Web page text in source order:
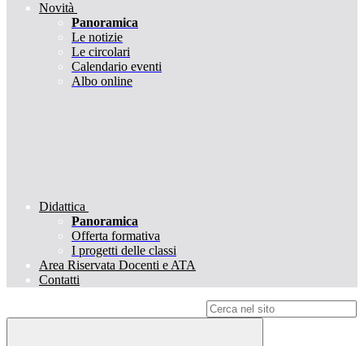
Novità
Panoramica
Le notizie
Le circolari
Calendario eventi
Albo online
Didattica
Panoramica
Offerta formativa
I progetti delle classi
Area Riservata Docenti e ATA
Contatti